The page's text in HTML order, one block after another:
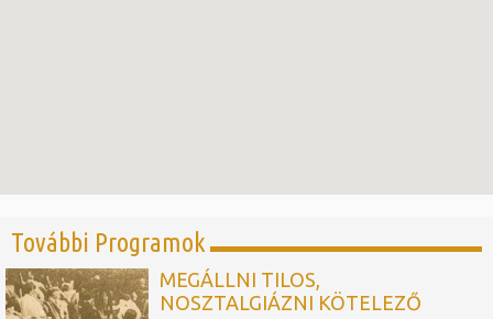
További Programok
MEGÁLLNI TILOS,
NOSZTALGIÁZNI KÖTELEZŐ